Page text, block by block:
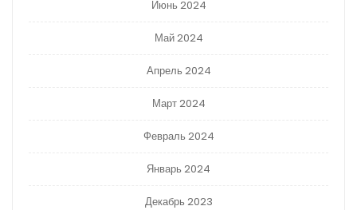
Июнь 2024
Май 2024
Апрель 2024
Март 2024
Февраль 2024
Январь 2024
Декабрь 2023